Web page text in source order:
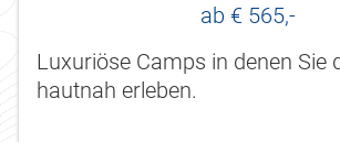
ab € 565,-
Luxuriöse Camps in denen Sie
hautnah erleben.